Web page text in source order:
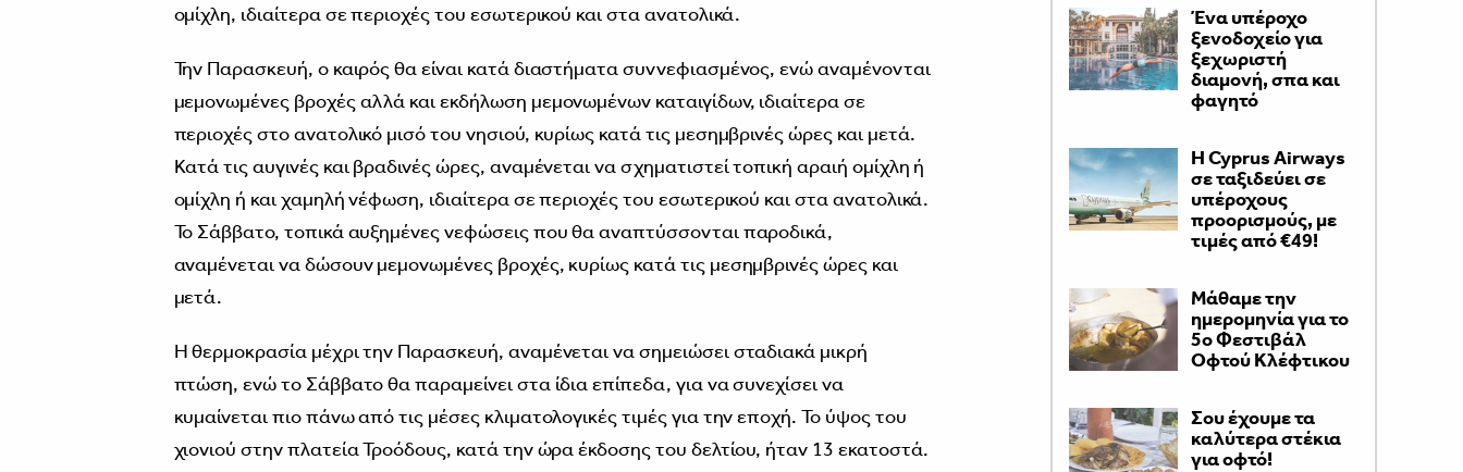
ομίχλη, ιδιαίτερα σε περιοχές του εσωτερικού και στα ανατολικά.
Την Παρασκευή, ο καιρός θα είναι κατά διαστήματα συννεφιασμένος, ενώ αναμένονται
μεμονωμένες βροχές αλλά και εκδήλωση μεμονωμένων καταιγίδων, ιδιαίτερα σε
περιοχές στο ανατολικό μισό του νησιού, κυρίως κατά τις μεσημβρινές ώρες και μετά.
Κατά τις αυγινές και βραδινές ώρες, αναμένεται να σχηματιστεί τοπική αραιή ομίχλη ή
ομίχλη ή και χαμηλή νέφωση, ιδιαίτερα σε περιοχές του εσωτερικού και στα ανατολικά.
Το Σάββατο, τοπικά αυξημένες νεφώσεις που θα αναπτύσσονται παροδικά,
αναμένεται να δώσουν μεμονωμένες βροχές, κυρίως κατά τις μεσημβρινές ώρες και
μετά.
Η θερμοκρασία μέχρι την Παρασκευή, αναμένεται να σημειώσει σταδιακά μικρή
πτώση, ενώ το Σάββατο θα παραμείνει στα ίδια επίπεδα, για να συνεχίσει να
κυμαίνεται πιο πάνω από τις μέσες κλιματολογικές τιμές για την εποχή. Το ύψος του
χιονιού στην πλατεία Τροόδους, κατά την ώρα έκδοσης του δελτίου, ήταν 13 εκατοστά.
Ένα υπέροχο
ξενοδοχείο για
ξεχωριστή
διαμονή, σπα και
φαγητό
H Cyprus Airways
σε ταξιδεύει σε
υπέροχους
προορισμούς, με
τιμές από €49!
Μάθαμε την
ημερομηνία για το
5ο Φεστιβάλ
Οφτού Κλέφτικου
Σου έχουμε τα
καλύτερα στέκια
για οφτό!